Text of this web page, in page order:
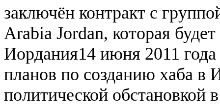
заключён контракт с
Arabia Jordan, которая
Иордания14 июня 2011
планов по созданию хаба в
политической обстановкой